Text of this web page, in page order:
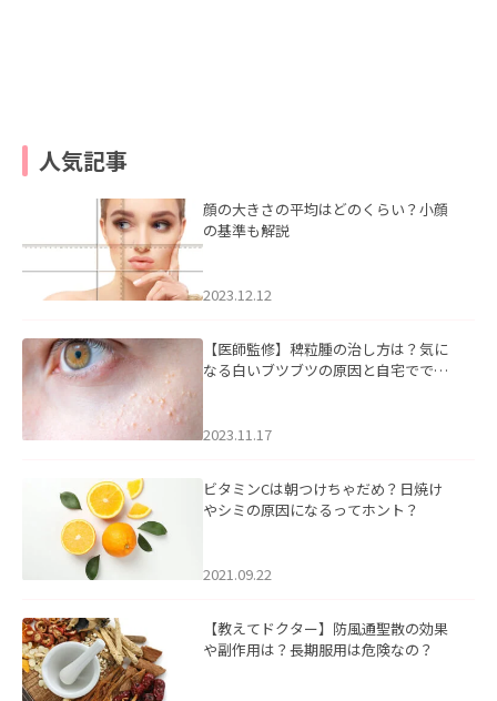
人気記事
顔の大きさの平均はどのくらい？小顔
の基準も解説
2023.12.12
【医師監修】稗粒腫の治し方は？気に
なる白いブツブツの原因と自宅ででき
2023.11.17
ビタミンCは朝つけちゃだめ？日焼け
やシミの原因になるってホント？
2021.09.22
【教えてドクター】防風通聖散の効果
や副作用は？長期服用は危険なの？